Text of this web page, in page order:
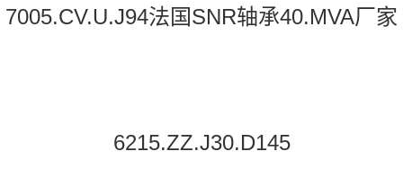
7005.CV.U.J94法国SNR轴承40.MVA厂家
6215.ZZ.J30.D145